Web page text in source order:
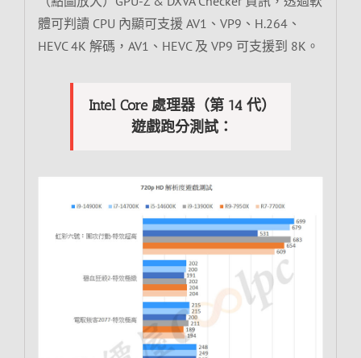
體可判讀 CPU 內顯可支援 AV1、VP9、H.264、
HEVC 4K 解碼，AV1、HEVC 及 VP9 可支援到 8K。
Intel Core 處理器（第 14 代）
遊戲跑分測試：